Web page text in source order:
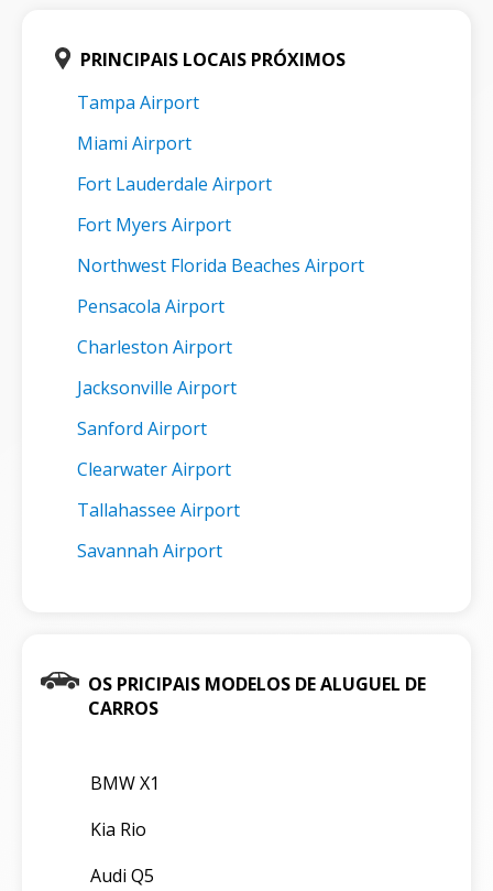
PRINCIPAIS LOCAIS PRÓXIMOS
Tampa Airport
Miami Airport
Fort Lauderdale Airport
Fort Myers Airport
Northwest Florida Beaches Airport
Pensacola Airport
Charleston Airport
Jacksonville Airport
Sanford Airport
Clearwater Airport
Tallahassee Airport
Savannah Airport
OS PRICIPAIS MODELOS DE ALUGUEL DE
CARROS
BMW X1
Kia Rio
Audi Q5